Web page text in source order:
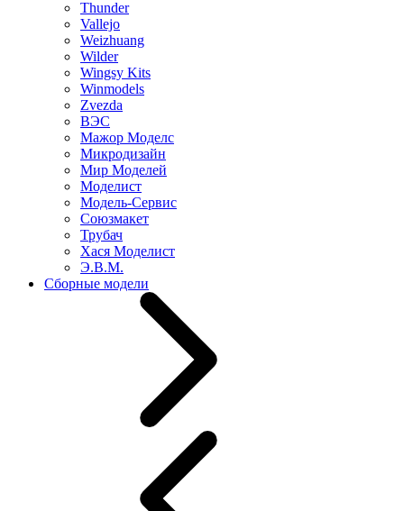
Thunder
Vallejo
Weizhuang
Wilder
Wingsy Kits
Winmodels
Zvezda
ВЭС
Мажор Моделс
Микродизайн
Мир Моделей
Моделист
Модель-Сервис
Союзмакет
Трубач
Хася Моделист
Э.В.М.
Сборные модели